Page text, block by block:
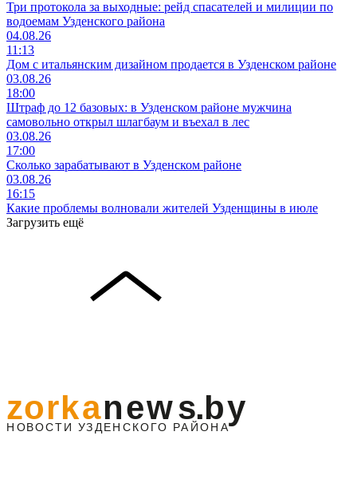
Три протокола за выходные: рейд спасателей и милиции по
водоемам Узденского района
04.08.26
11:13
Дом с итальянским дизайном продается в Узденском районе
03.08.26
18:00
Штраф до 12 базовых: в Узденском районе мужчина
самовольно открыл шлагбаум и въехал в лес
03.08.26
17:00
Сколько зарабатывают в Узденском районе
03.08.26
16:15
Какие проблемы волновали жителей Узденщины в июле
Загрузить ещё